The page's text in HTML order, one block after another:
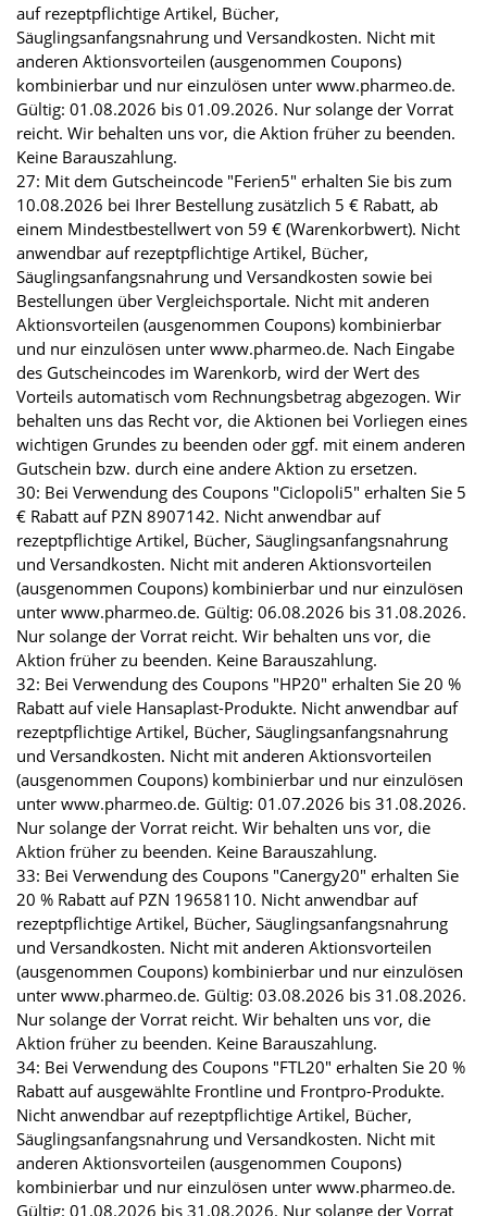
auf rezeptpflichtige Artikel, Bücher,
Säuglingsanfangsnahrung und Versandkosten. Nicht mit
anderen Aktionsvorteilen (ausgenommen Coupons)
kombinierbar und nur einzulösen unter www.pharmeo.de.
Gültig: 01.08.2026 bis 01.09.2026. Nur solange der Vorrat
reicht. Wir behalten uns vor, die Aktion früher zu beenden.
Keine Barauszahlung.
27: Mit dem Gutscheincode "Ferien5" erhalten Sie bis zum
10.08.2026 bei Ihrer Bestellung zusätzlich 5 € Rabatt, ab
einem Mindestbestellwert von 59 € (Warenkorbwert). Nicht
anwendbar auf rezeptpflichtige Artikel, Bücher,
Säuglingsanfangsnahrung und Versandkosten sowie bei
Bestellungen über Vergleichsportale. Nicht mit anderen
Aktionsvorteilen (ausgenommen Coupons) kombinierbar
und nur einzulösen unter www.pharmeo.de. Nach Eingabe
des Gutscheincodes im Warenkorb, wird der Wert des
Vorteils automatisch vom Rechnungsbetrag abgezogen. Wir
behalten uns das Recht vor, die Aktionen bei Vorliegen eines
wichtigen Grundes zu beenden oder ggf. mit einem anderen
Gutschein bzw. durch eine andere Aktion zu ersetzen.
30: Bei Verwendung des Coupons "Ciclopoli5" erhalten Sie 5
€ Rabatt auf PZN 8907142. Nicht anwendbar auf
rezeptpflichtige Artikel, Bücher, Säuglingsanfangsnahrung
und Versandkosten. Nicht mit anderen Aktionsvorteilen
(ausgenommen Coupons) kombinierbar und nur einzulösen
unter www.pharmeo.de. Gültig: 06.08.2026 bis 31.08.2026.
Nur solange der Vorrat reicht. Wir behalten uns vor, die
Aktion früher zu beenden. Keine Barauszahlung.
32: Bei Verwendung des Coupons "HP20" erhalten Sie 20 %
Rabatt auf viele Hansaplast-Produkte. Nicht anwendbar auf
rezeptpflichtige Artikel, Bücher, Säuglingsanfangsnahrung
und Versandkosten. Nicht mit anderen Aktionsvorteilen
(ausgenommen Coupons) kombinierbar und nur einzulösen
unter www.pharmeo.de. Gültig: 01.07.2026 bis 31.08.2026.
Nur solange der Vorrat reicht. Wir behalten uns vor, die
Aktion früher zu beenden. Keine Barauszahlung.
33: Bei Verwendung des Coupons "Canergy20" erhalten Sie
20 % Rabatt auf PZN 19658110. Nicht anwendbar auf
rezeptpflichtige Artikel, Bücher, Säuglingsanfangsnahrung
und Versandkosten. Nicht mit anderen Aktionsvorteilen
(ausgenommen Coupons) kombinierbar und nur einzulösen
unter www.pharmeo.de. Gültig: 03.08.2026 bis 31.08.2026.
Nur solange der Vorrat reicht. Wir behalten uns vor, die
Aktion früher zu beenden. Keine Barauszahlung.
34: Bei Verwendung des Coupons "FTL20" erhalten Sie 20 %
Rabatt auf ausgewählte Frontline und Frontpro-Produkte.
Nicht anwendbar auf rezeptpflichtige Artikel, Bücher,
Säuglingsanfangsnahrung und Versandkosten. Nicht mit
anderen Aktionsvorteilen (ausgenommen Coupons)
kombinierbar und nur einzulösen unter www.pharmeo.de.
Gültig: 01.08.2026 bis 31.08.2026. Nur solange der Vorrat